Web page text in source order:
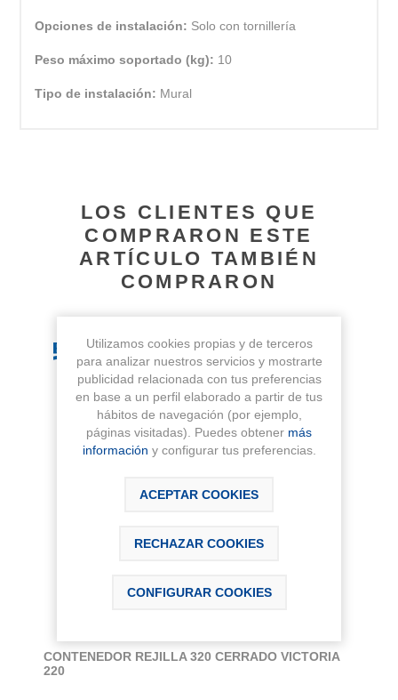
Opciones de instalación: Solo con tornillería
Peso máximo soportado (kg): 10
Tipo de instalación: Mural
LOS CLIENTES QUE
COMPRARON ESTE
ARTÍCULO TAMBIÉN
COMPRARON
CONTENEDOR REJILLA 320 CERRADO VICTORIA
220
Utilizamos cookies propias y de terceros
para analizar nuestros servicios y mostrarte
publicidad relacionada con tus preferencias
en base a un perfil elaborado a partir de tus
hábitos de navegación (por ejemplo,
páginas visitadas). Puedes obtener más
información y configurar tus preferencias.
ACEPTAR COOKIES
RECHAZAR COOKIES
CONFIGURAR COOKIES